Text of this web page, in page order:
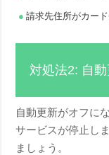
請求先住所がカー
対処法2: 自
自動更新がオフに
サービスが停止し
ましょう。